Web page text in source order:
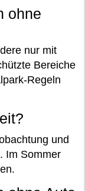
ohne
nur mit
Bereiche
Regeln
und
Im Sommer